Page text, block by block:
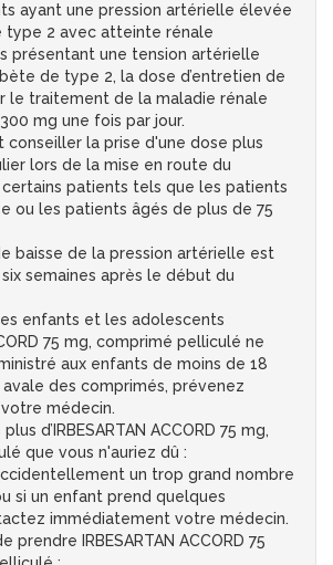
ayant une pression artérielle élevée
type 2 avec atteinte rénale
présentant une tension artérielle
de type 2, la dose d’entretien de
le traitement de la maladie rénale
mg une fois par jour.
conseiller la prise d'une dose plus
lors de la mise en route du
patients tels que les patients
ou les patients âgés de plus de 75
baisse de la pression artérielle est
semaines après le début du
enfants et les adolescents
75 mg, comprimé pelliculé ne
aux enfants de moins de 18
avale des comprimés, prévenez
médecin.
d’IRBESARTAN ACCORD 75 mg,
que vous n'auriez dû :
un trop grand nombre
si un enfant prend quelques
immédiatement votre médecin.
prendre IRBESARTAN ACCORD 75